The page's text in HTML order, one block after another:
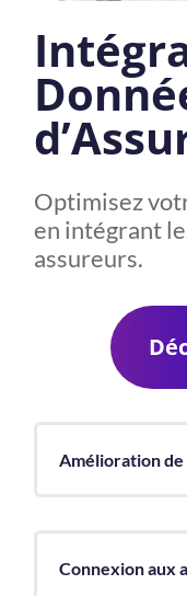
Optimisez
en intégrant
assureurs.
Amélioration de
Connexion aux